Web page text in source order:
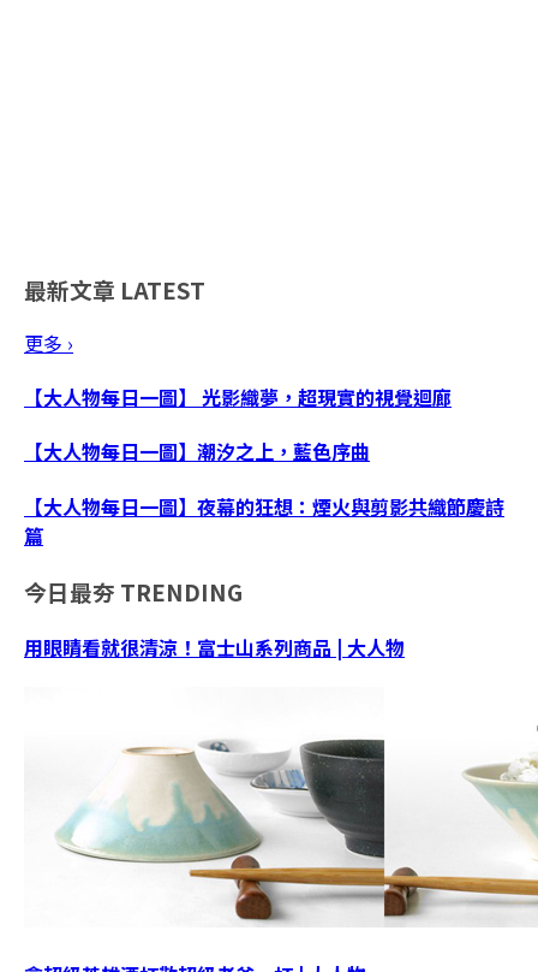
最新文章 LATEST
更多 ›
【大人物每日一圖】 光影織夢，超現實的視覺迴廊
【大人物每日一圖】潮汐之上，藍色序曲
【大人物每日一圖】夜幕的狂想：煙火與剪影共織節慶詩
篇
今日最夯 TRENDING
用眼睛看就很清涼！富士山系列商品 | 大人物